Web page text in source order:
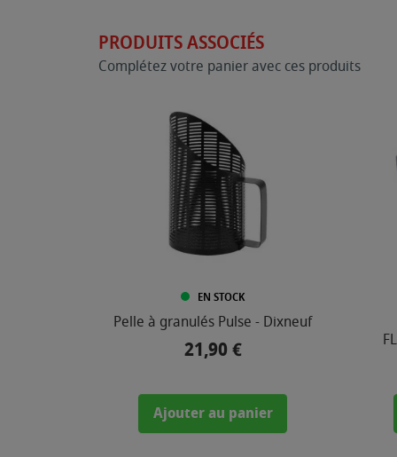
PRODUITS ASSOCIÉS
Complétez votre panier avec ces produits
EN STOCK
Pelle à granulés Pulse - Dixneuf
Prix
21,90 €
Ajouter au panier